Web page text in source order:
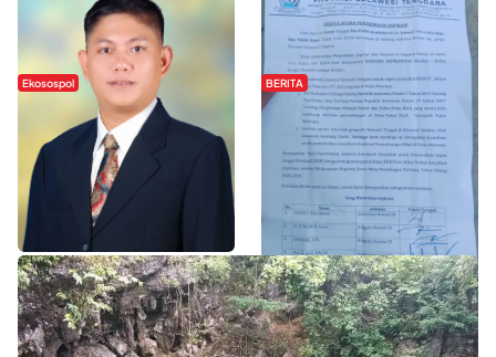
Ekosospol
Slogan Pemberdayaan Lokal
Dinilai Hanya Pemanis, Tokoh
Pemuda Wilalang Kritik Dominasi
Orang Luar
BERITA
Hipmawani Bersama DPRD Sultra
Sepakati RDP Perihal IUP
Pertambangan di Pulau Wawonii
WISATA SULTRA >>